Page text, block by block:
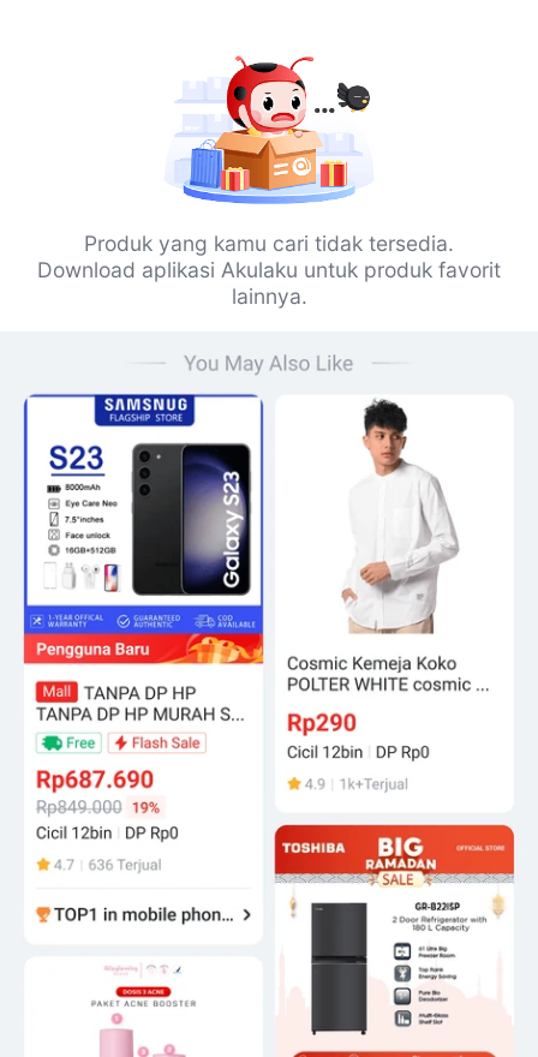
Produk yang kamu cari tidak tersedia.
Download aplikasi Akulaku untuk produk favorit
lainnya.